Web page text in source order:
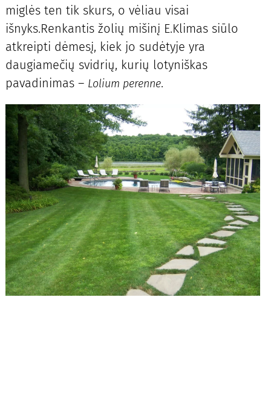
miglės ten tik skurs, o vėliau visai
išnyks.Renkantis žolių mišinį E.Klimas siūlo
atkreipti dėmesį, kiek jo sudėtyje yra
daugiamečių svidrių, kurių lotyniškas
pavadinimas – Lolium perenne.